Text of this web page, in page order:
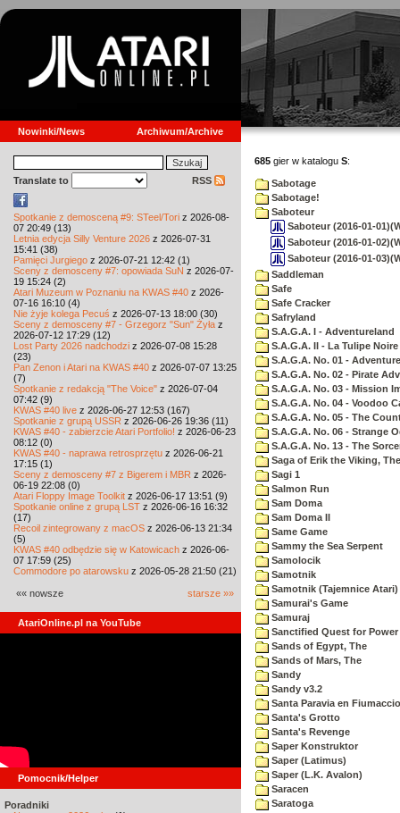
Nowinki/News Archiwum/Archive
Translate to RSS
Spotkanie z demosceną #9: STeel/Tori z 2026-08-
07 20:49 (13)
Letnia edycja Silly Venture 2026 z 2026-07-31
15:41 (38)
Pamięci Jurgiego z 2026-07-21 12:42 (1)
Sceny z demosceny #7: opowiada SuN z 2026-07-
19 15:24 (2)
Atari Muzeum w Poznaniu na KWAS #40 z 2026-
07-16 16:10 (4)
Nie żyje kolega Pecuś z 2026-07-13 18:00 (30)
Sceny z demosceny #7 - Grzegorz "Sun" Żyła z
2026-07-12 17:29 (12)
Lost Party 2026 nadchodzi z 2026-07-08 15:28
(23)
Pan Zenon i Atari na KWAS #40 z 2026-07-07 13:25
(7)
Spotkanie z redakcją "The Voice" z 2026-07-04
07:42 (9)
KWAS #40 live z 2026-06-27 12:53 (167)
Spotkanie z grupą USSR z 2026-06-26 19:36 (11)
KWAS #40 - zabierzcie Atari Portfolio! z 2026-06-23
08:12 (0)
KWAS #40 - naprawa retrosprzętu z 2026-06-21
17:15 (1)
Sceny z demosceny #7 z Bigerem i MBR z 2026-
06-19 22:08 (0)
Atari Floppy Image Toolkit z 2026-06-17 13:51 (9)
Spotkanie online z grupą LST z 2026-06-16 16:32
(17)
Recoil zintegrowany z macOS z 2026-06-13 21:34
(5)
KWAS #40 odbędzie się w Katowicach z 2026-06-
07 17:59 (25)
Commodore po atarowsku z 2026-05-28 21:50 (21)
«« nowsze starsze »»
AtariOnline.pl na YouTube
Pomocnik/Helper
Poradniki
685 gier w katalogu S:
Sabotage
Sabotage!
Saboteur
Saboteur (2016-01-
Saboteur (2016-01-
Saboteur (2016-01-
Saddleman
Safe
Safe Cracker
Safryland
S.A.G.A. I - Adventureland
S.A.G.A. II - La Tulipe Noire
S.A.G.A. No. 01 -
S.A.G.A. No. 02 - Pirate
S.A.G.A. No. 03 - Mission
S.A.G.A. No. 04 - Voodoo
S.A.G.A. No. 05 - The
S.A.G.A. No. 06 - Strange
S.A.G.A. No. 13 - The
Saga of Erik the Viking, The
Sagi 1
Salmon Run
Sam Doma
Sam Doma II
Same Game
Sammy the Sea Serpent
Samolocik
Samotnik
Samotnik (Tajemnice Atari)
Samurai's Game
Samuraj
Sanctified Quest for Power
Sands of Egypt, The
Sands of Mars, The
Sandy
Sandy v3.2
Santa Paravia en Fiumaccio
Santa's Grotto
Santa's Revenge
Saper Konstruktor
Saper (Latimus)
Saper (L.K. Avalon)
Saracen
Saratoga